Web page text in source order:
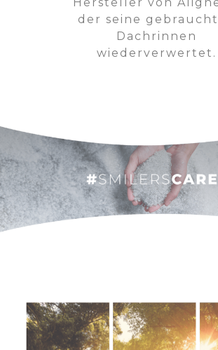
der seine
Dachrinnen
wiederverwertet.